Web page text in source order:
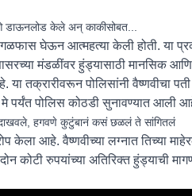
डाऊनलोड केले अन् काकीसोबत...
गळफास घेऊन आत्महत्या केली होती. या
मंडळींवर हुंड्यासाठी मानसिक
तक्रारीवरून पोलिसांनी वैष्णवीचा
पर्यंत पोलिस कोठडी सुनावण्यात आली
दाखवले, हगवणे कुटुंबानं कसं छळलं ते सांगितलं
केला आहे. वैष्णवीच्या लग्नात तिच्या
कोटी रुपयांच्या अतिरिक्त हुंड्याची